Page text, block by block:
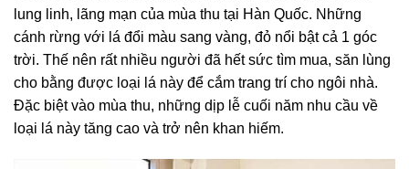
lung linh, lãng mạn của mùa thu tại Hàn Quốc. Những
cánh rừng với lá đổi màu sang vàng, đỏ nổi bật cả 1 góc
trời. Thế nên rất nhiều người đã hết sức tìm mua, săn lùng
cho bằng được loại lá này để cắm trang trí cho ngôi nhà.
Đặc biệt vào mùa thu, những dịp lễ cuối năm nhu cầu về
loại lá này tăng cao và trở nên khan hiếm.